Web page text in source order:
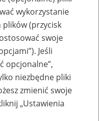
profili
firmy
wykorzystanie
plików (przycisk
swoje
Jeśli
opcjonalne”,
niezbędne pliki
zmienić swoje
„Ustawienia